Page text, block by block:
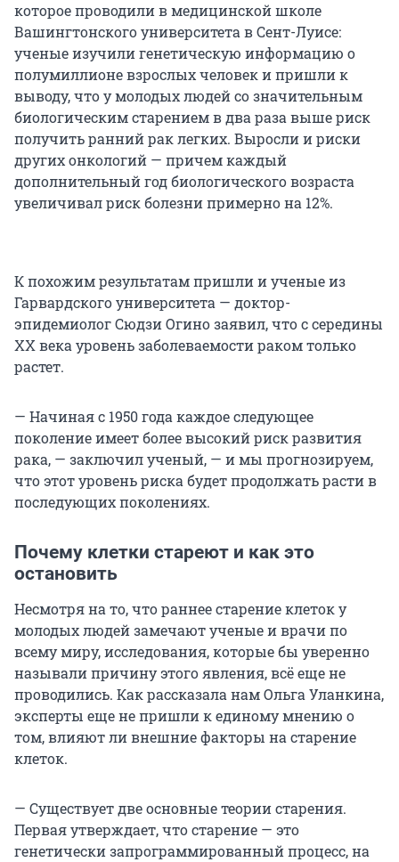
которое проводили в медицинской школе
Вашингтонского университета в Сент-Луисе:
ученые изучили генетическую информацию о
полумиллионе взрослых человек и пришли к
выводу, что у молодых людей со значительным
биологическим старением в два раза выше риск
получить ранний рак легких. Выросли и риски
других онкологий — причем каждый
дополнительный год биологического возраста
увеличивал риск болезни примерно на 12%.
К похожим результатам пришли и ученые из
Гарвардского университета — доктор-
эпидемиолог Сюдзи Огино заявил, что с середины
XX века уровень заболеваемости раком только
растет.
— Начиная с 1950 года каждое следующее
поколение имеет более высокий риск развития
рака, — заключил ученый, — и мы прогнозируем,
что этот уровень риска будет продолжать расти в
последующих поколениях.
Почему клетки стареют и как это
остановить
Несмотря на то, что раннее старение клеток у
молодых людей замечают ученые и врачи по
всему миру, исследования, которые бы уверенно
называли причину этого явления, всё еще не
проводились. Как рассказала нам Ольга Уланкина,
эксперты еще не пришли к единому мнению о
том, влияют ли внешние факторы на старение
клеток.
— Существует две основные теории старения.
Первая утверждает, что старение — это
генетически запрограммированный процесс, на